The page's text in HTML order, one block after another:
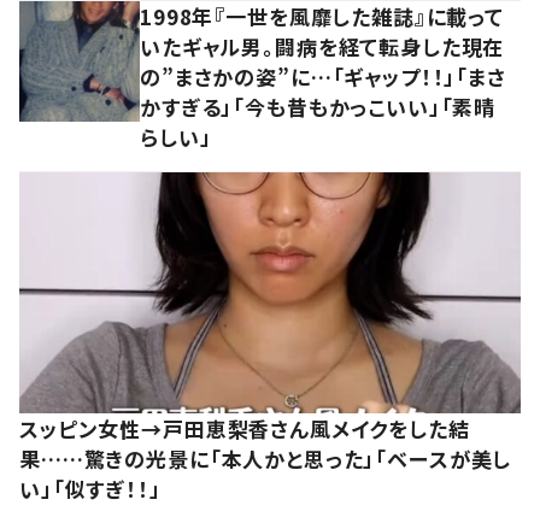
1998年『一世を風靡した雑誌』に載って
いたギャル男。闘病を経て転身した現在
の”まさかの姿”に…「ギャップ！！」「まさ
かすぎる」「今も昔もかっこいい」「素晴
らしい」
スッピン女性→戸田恵梨香さん風メイクをした結
果……驚きの光景に「本人かと思った」「ベースが美し
い」「似すぎ！！」